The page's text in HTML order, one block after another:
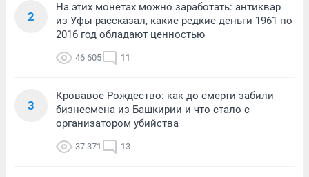
2
На этих монетах можно заработать: антиквар
из Уфы рассказал, какие редкие деньги 1961 по
2016 год обладают ценностью
46 605 11
3
Кровавое Рождество: как до смерти забили
бизнесмена из Башкирии и что стало с
организатором убийства
37 371 13